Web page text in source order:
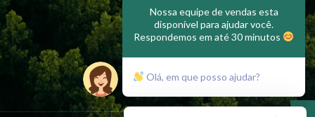
Nossa equipe de vendas esta
disponível para ajudar você.
Respondemos em até 30 minutos
Olá, em que posso ajudar?